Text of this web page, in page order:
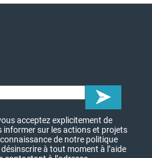
acceptez explicitement de
informer sur les actions et projets
de notre politique
à tout moment à l’aide